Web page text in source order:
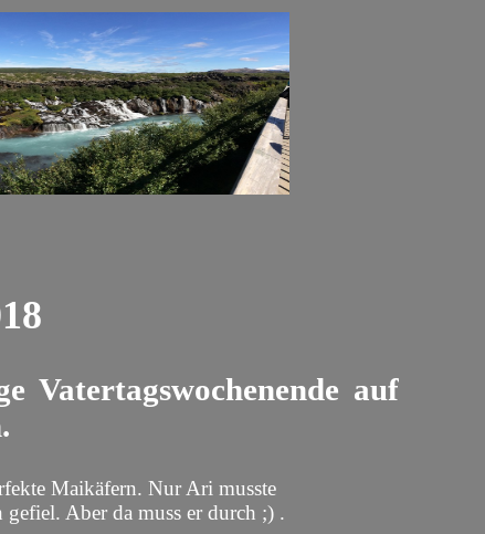
Vatertagswochenende auf
Maikäfern. Nur Ari musste
Aber da muss er durch ;) .